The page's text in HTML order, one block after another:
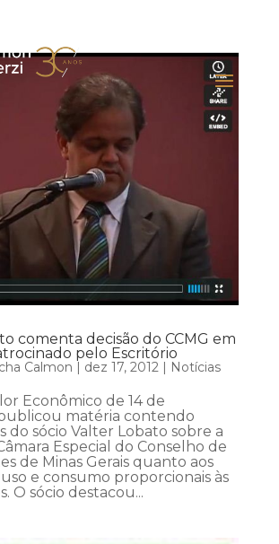
comenta decisão do CCMG em
pelo Escritório
Calmon dez 17, 2012| Notícias
Econômico de 14 de
matéria contendo
do sócio Valter Lobato sobre a
Especial do Conselho de
de Minas Gerais quanto aos
e consumo proporcionais às
O sócio destacou...